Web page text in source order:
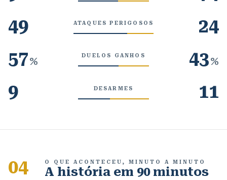
49
ATAQUES PERIGOSOS
24
57% DUELOS GANHOS 43%
9 DESARMES 11
04 O QUE ACONTECEU, MINUTO A MINUTO
A história em 90 minutos